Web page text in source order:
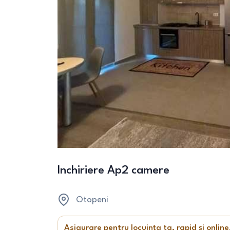
Inchiriere Ap2 camere
Otopeni
Asigurare pentru locuința ta, rapid și